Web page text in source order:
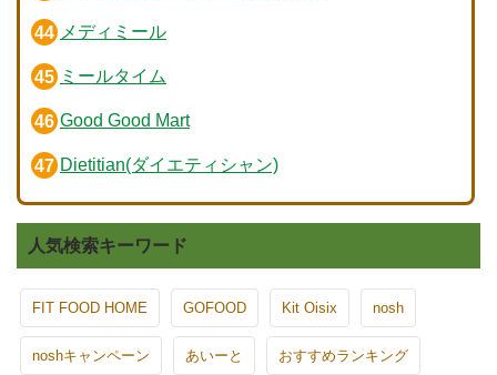
メディミール
ミールタイム
Good Good Mart
Dietitian(ダイエティシャン)
人気検索キーワード
FIT FOOD HOME GOFOOD Kit Oisix nosh
noshキャンペーン あいーと おすすめランキング